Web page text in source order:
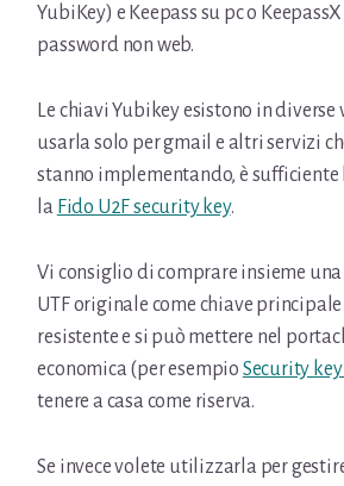
YubiKey) e Keepass su pc o
password non web.
Le chiavi Yubikey esistono in diverse
usarla solo per gmail e altri servizi
stanno implementando, è sufficiente
la Fido U2F security key.
Vi consiglio di comprare insieme
UTF originale come chiave
resistente e si può mettere nel
economica (per esempio Security
tenere a casa come riserva.
Se invece volete utilizzarla per